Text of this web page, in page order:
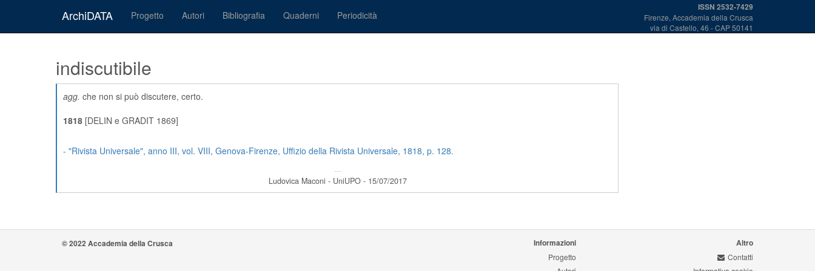
ArchiDATA Progetto Autori Bibliografia Quaderni Periodicità
ISSN 2532-7429
Firenze, Accademia della Crusca
via di Castello, 46 - CAP 50141
indiscutibile
agg. che non si può discutere, certo.
1818 [DELIN e GRADIT 1869]
- "Rivista Universale", anno III, vol. VIII, Genova-Firenze, Uffizio della Rivista Universale, 1818, p. 128.
---
Ludovica Maconi - UniUPO - 15/07/2017
© 2022 Accademia della Crusca Informazioni
Progetto
Altro
Contatti